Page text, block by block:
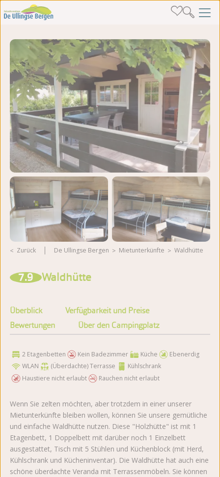
Zurück De Ullingse Bergen Mietunterkünfte Waldhütte
7.9 Waldhütte
Überblick
Verfügbarkeit und Preise
Bewertungen
Über den Campingplatz
2 Etagenbetten Kein Badezimmer Küche
Ebenerdig
WLAN
(Überdachte) Terrasse
Kühlschrank
Haustiere nicht erlaubt
Rauchen nicht erlaubt
Wenn Sie zelten möchten, aber trotzdem in einer unserer
Mietunterkünfte bleiben wollen, können Sie unsere gemütliche
und einfache Waldhütte nutzen. Diese "Holzhütte" ist mit 1
Etagenbett, 1 Doppelbett mit darüber noch 1 Einzelbett
ausgestattet, Tisch mit 5 Stühlen und Küchenblock (mit Herd,
Kühlschrank und Kücheninventar). Die Waldhütte hat auch eine
schöne überdachte Veranda mit Terrassenmöbeln. Sie können